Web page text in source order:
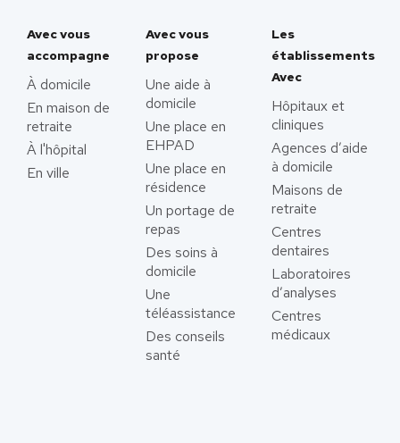
Avec vous
accompagne
À domicile
En maison de
retraite
À l'hôpital
En ville
Avec vous
propose
Une aide à
domicile
Une place en
EHPAD
Une place en
résidence
Un portage de
repas
Des soins à
domicile
Une
téléassistance
Des conseils
santé
Les
établissements
Avec
Hôpitaux et
cliniques
Agences d’aide
à domicile
Maisons de
retraite
Centres
dentaires
Laboratoires
d’analyses
Centres
médicaux